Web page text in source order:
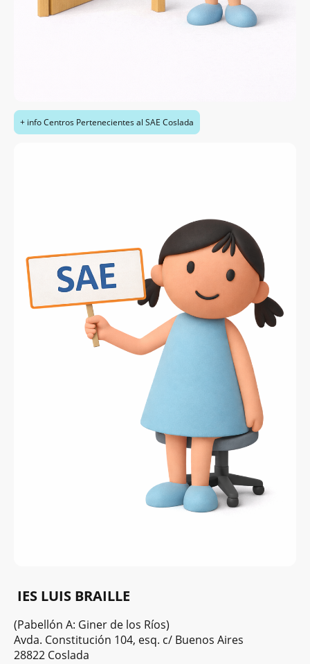
+ info Centros Pertenecientes al SAE Coslada
IES LUIS BRAILLE
(Pabellón A: Giner de los Ríos)
Avda. Constitución 104, esq. c/ Buenos Aires
28822 Coslada